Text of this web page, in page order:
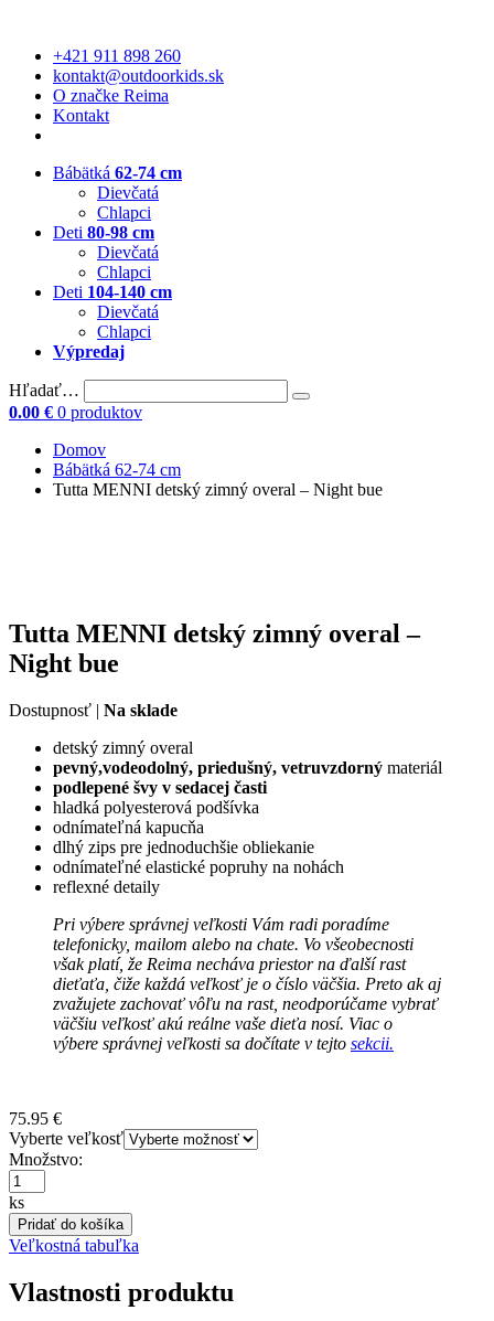
+421 911 898 260
kontakt@outdoorkids.sk
O značke Reima
Kontakt
Bábätká 62-74 cm
Dievčatá
Chlapci
Deti 80-98 cm
Dievčatá
Chlapci
Deti 104-140 cm
Dievčatá
Chlapci
Výpredaj
Hľadať…
0.00 € 0 produktov
Domov
Bábätká 62-74 cm
Tutta MENNI detský zimný overal – Night bue
Tutta MENNI detský zimný overal –
Night bue
Dostupnosť | Na sklade
detský zimný overal
pevný,vodeodolný, priedušný, vetruvzdorný materiál
podlepené švy v sedacej časti
hladká polyesterová podšívka
odnímateľná kapucňa
dlhý zips pre jednoduchšie obliekanie
odnímateľné elastické popruhy na nohách
reflexné detaily
Pri výbere správnej veľkosti Vám radi poradíme
telefonicky, mailom alebo na chate. Vo všeobecnosti
však platí, že Reima necháva priestor na ďalší rast
dieťaťa, čiže každá veľkosť je o číslo väčšia. Preto ak aj
zvažujete zachovať vôľu na rast, neodporúčame vybrať
väčšiu veľkosť akú reálne vaše dieťa nosí. Viac o
výbere správnej veľkosti sa dočítate v tejto sekcii.
75.95 €
Vyberte veľkosť
Množstvo:
ks
Pridať do košíka
Veľkostná tabuľka
Vlastnosti produktu